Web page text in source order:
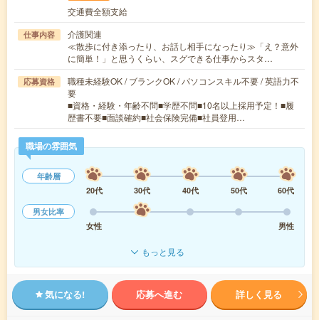
交通費全額支給
仕事内容
介護関連
≪散歩に付き添ったり、お話し相手になったり≫「え？意外
に簡単！」と思うくらい、スグできる仕事からスタ…
応募資格
職種未経験OK / ブランクOK / パソコンスキル不要 / 英語力不
要
■資格・経験・年齢不問■学歴不問■10名以上採用予定！■履
歴書不要■面談確約■社会保険完備■社員登用…
職場の雰囲気
年齢層
20代
30代 40代 50代
60代
男女比率
女性
男性
もっと見る
気になる! 応募へ進む 詳しく見る